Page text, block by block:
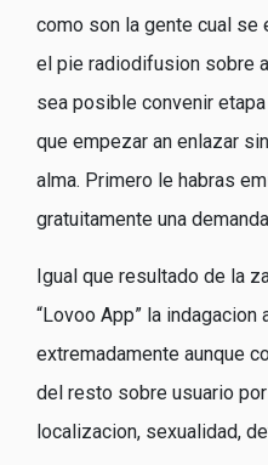
como son la gente cual se
el pie radiodifusion sobre
sea posible convenir etapa
que empezar an enlazar
alma. Primero le habras
gratuitamente una
Igual que resultado de la
“Lovoo App” la
extremadamente aunque
del resto sobre usuario
localizacion, sexualidad,